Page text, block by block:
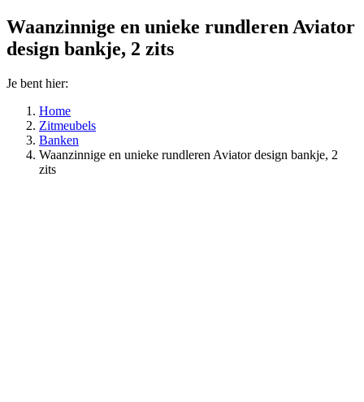
Waanzinnige en unieke rundleren Aviator
design bankje, 2 zits
Je bent hier:
Home
Zitmeubels
Banken
Waanzinnige en unieke rundleren Aviator design bankje, 2
zits